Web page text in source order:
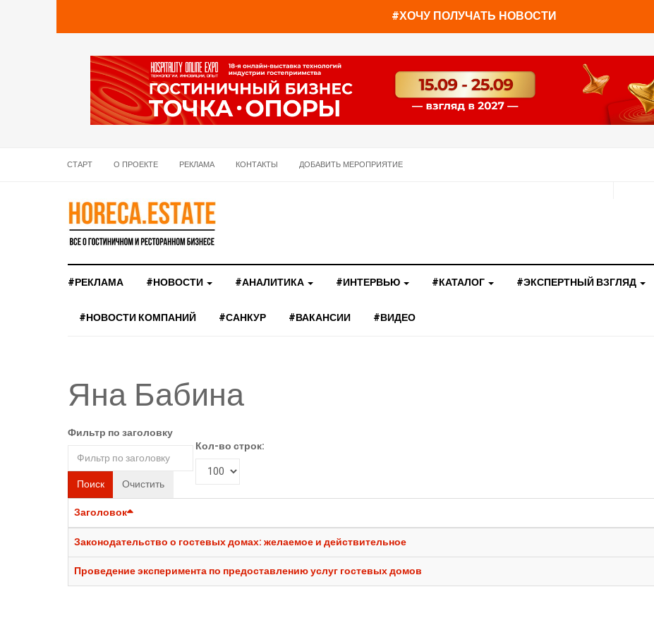
#ХОЧУ ПОЛУЧАТЬ НОВОСТИ
СТАРТ О ПРОЕКТЕ РЕКЛАМА КОНТАКТЫ ДОБАВИТЬ МЕРОПРИЯТИЕ
#РЕКЛАМА #НОВОСТИ #АНАЛИТИКА #ИНТЕРВЬЮ #КАТАЛОГ #ЭКСПЕРТНЫЙ ВЗГЛЯД
#НОВОСТИ КОМПАНИЙ #САНКУР #ВАКАНСИИ #ВИДЕО
Яна Бабина
Фильтр по заголовку
Поиск Очистить
Кол-во строк:
Заголовок
Законодательство о гостевых домах: желаемое и действительное
Проведение эксперимента по предоставлению услуг гостевых домов